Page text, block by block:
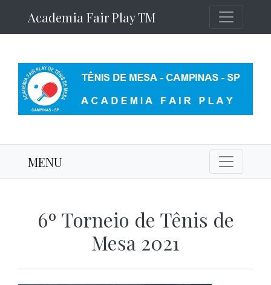
Academia Fair Play TM
MENU
6º Torneio de Tênis de
Mesa 2021